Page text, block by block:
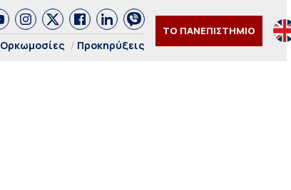
Ορκωμοσίες Προκηρύξεις
ΤΟ ΠΑΝΕΠΙΣΤΗΜΙΟ